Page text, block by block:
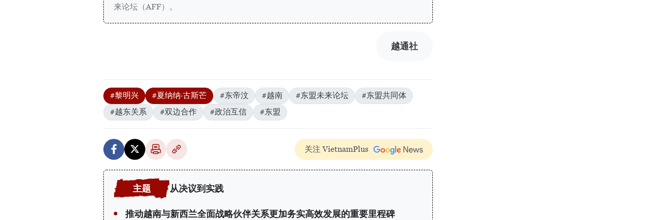
来论坛（AFF）。
越通社
#黎明兴 #夏纳纳·古斯芒 #东帝汶 #越南 #东盟未来论坛
#东盟共同体
#越东关系
#双边合作 #政治互信 #东盟
关注 VietnamPlus
从决议到实践
推动越南与新西兰全面战略伙伴关系更加务实高效发展的重要里程碑